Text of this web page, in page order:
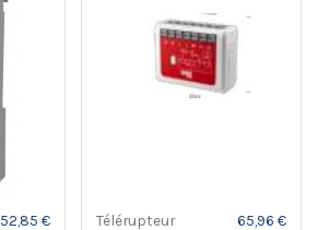
52,85 €
Télérupteur
65,96 €